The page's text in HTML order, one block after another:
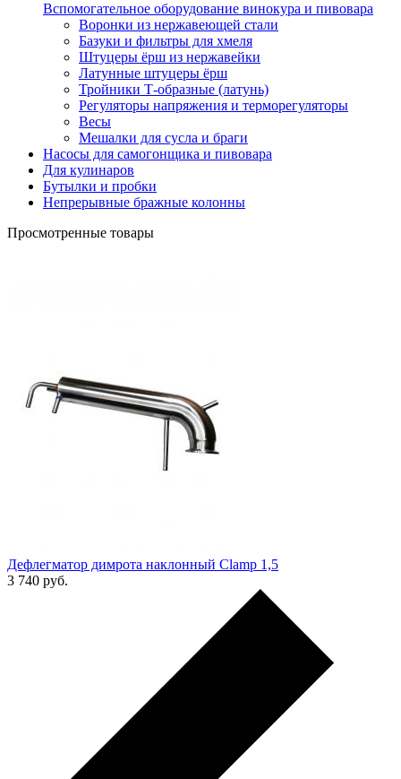
Вспомогательное оборудование винокура и пивовара
Воронки из нержавеющей стали
Базуки и фильтры для хмеля
Штуцеры ёрш из нержавейки
Латунные штуцеры ёрш
Тройники Т-образные (латунь)
Регуляторы напряжения и терморегуляторы
Весы
Мешалки для сусла и браги
Насосы для самогонщика и пивовара
Для кулинаров
Бутылки и пробки
Непрерывные бражные колонны
Просмотренные товары
Дефлегматор димрота наклонный Clamp 1,5
3 740 руб.